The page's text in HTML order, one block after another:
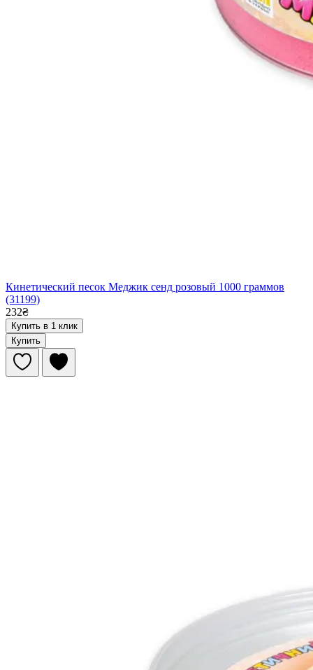
Кинетический песок Меджик сенд розовый 1000 граммов
(31199)
232₴
Купить в 1 клик
Купить